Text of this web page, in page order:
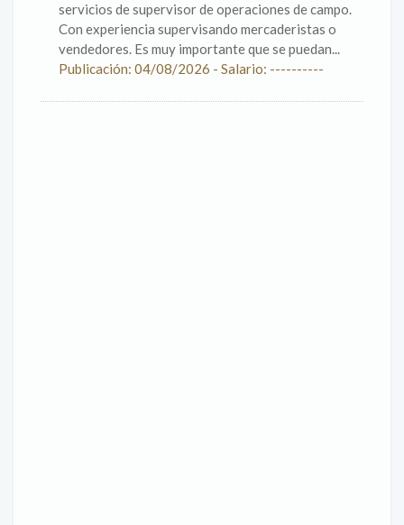
servicios de supervisor de operaciones de campo.
Con experiencia supervisando mercaderistas o
vendedores. Es muy importante que se puedan...
Publicación: 04/08/2026 - Salario: ----------